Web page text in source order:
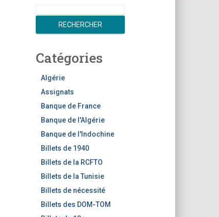
c
e
r
RECHERCHER
Catégories
Algérie
Assignats
Banque de France
Banque de l'Algérie
Banque de l'Indochine
Billets de 1940
Billets de la RCFTO
Billets de la Tunisie
Billets de nécessité
Billets des DOM-TOM